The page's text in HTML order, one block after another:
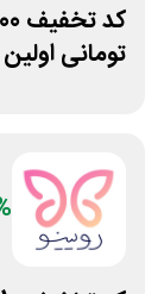
تومانی